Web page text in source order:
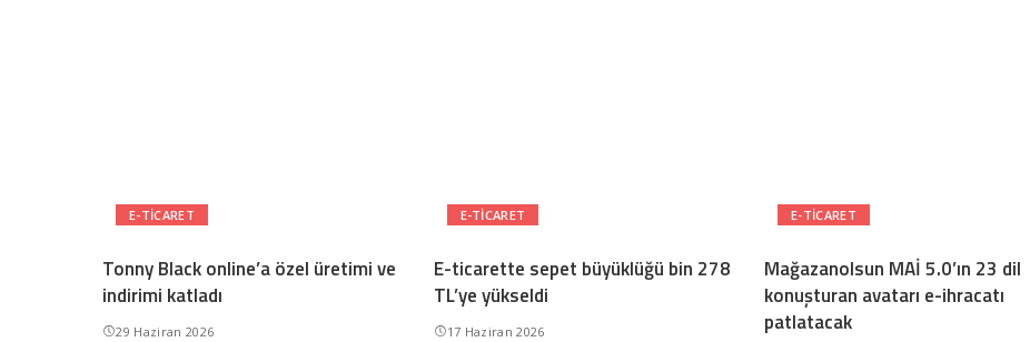
E-TICARET
Tonny Black online’a özel üretimi ve
indirimi katladı
29 Haziran 2026
E-TICARET
E-ticarette sepet büyüklüğü bin 278
TL’ye yükseldi
17 Haziran 2026
E-TICARET
Mağazanolsun MAİ 5.0’ın 23 dil
konuşturan avatarı e-ihracatı
patlatacak